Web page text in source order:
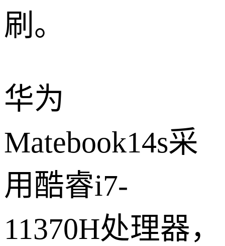
刷。
华为
Matebook14s采
用酷睿i7-
11370H处理器，